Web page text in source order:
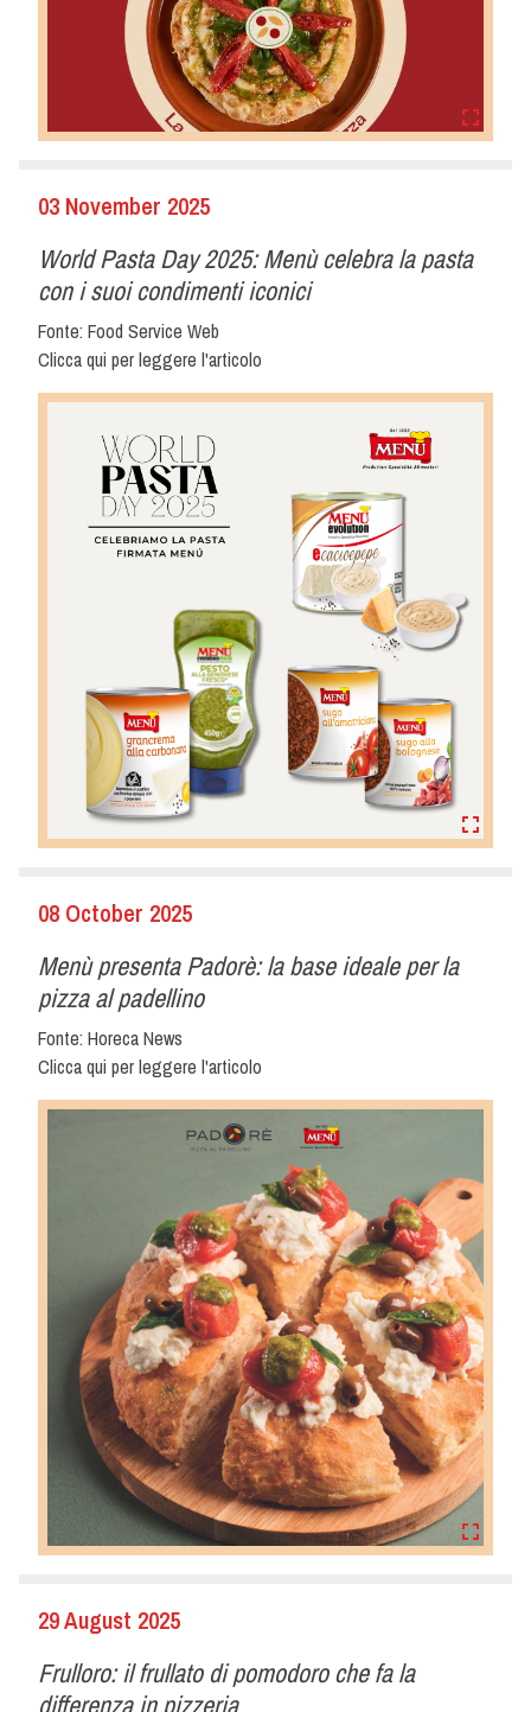
03 November 2025
World Pasta Day 2025: Menù celebra la pasta
con i suoi condimenti iconici
Fonte: Food Service Web
Clicca qui per leggere l'articolo
08 October 2025
Menù presenta Padorè: la base ideale per la
pizza al padellino
Fonte: Horeca News
Clicca qui per leggere l'articolo
29 August 2025
Frulloro: il frullato di pomodoro che fa la